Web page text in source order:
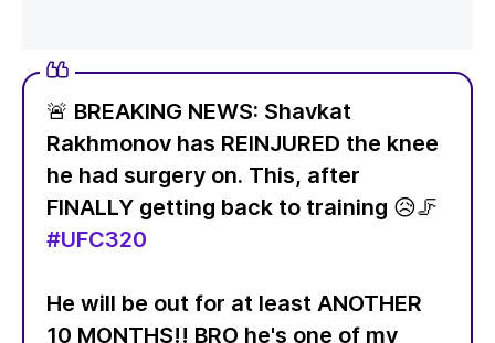
🚨 BREAKING NEWS: Shavkat
Rakhmonov has REINJURED the knee
he had surgery on. This, after
FINALLY getting back to training 😥🦵
#UFC320
He will be out for at least ANOTHER
10 MONTHS!! BRO he's one of my